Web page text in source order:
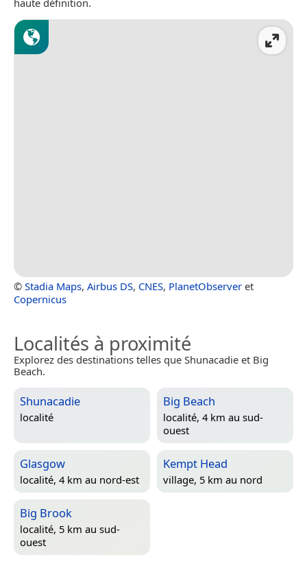
haute définition.
© Stadia Maps, Airbus DS, CNES, PlanetObserver et
Copernicus
Localités à proximité
Explorez des destinations telles que Shunacadie et Big
Beach.
Shunacadie
localité
Big Beach
localité, 4 km au sud-
ouest
Glasgow
localité, 4 km au nord-est
Kempt Head
village, 5 km au nord
Big Brook
localité, 5 km au sud-
ouest